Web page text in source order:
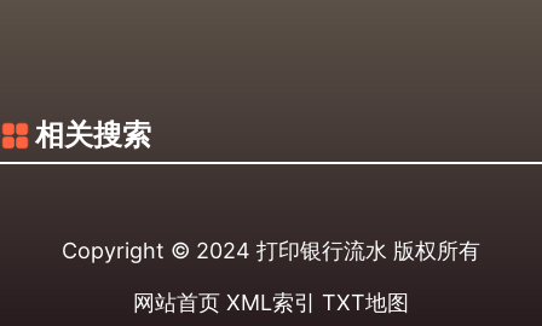
相关搜索
Copyright © 2024 打印银行流水 版权所有
网站首页 XML索引 TXT地图